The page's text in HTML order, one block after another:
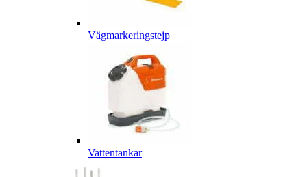
Vägmarkeringstejp
Vattentankar